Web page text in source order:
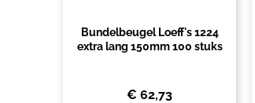
Bundelbeugel Loeff's 1224
extra lang 150mm 100 stuks
€ 62,73